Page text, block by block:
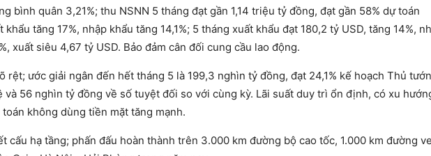
bình quân 3,21%; thu NSNN 5 tháng đạt gần 1,14 triệu tỷ đồng, đạt gần 58% dự toán
tăng 17%, nhập khẩu tăng 14,1%; 5 tháng xuất khẩu đạt 180,2 tỷ USD, tăng 14%,
xuất siêu 4,67 tỷ USD. Bảo đảm cân đối cung cầu lao động.
rệt; ước giải ngân đến hết tháng 5 là 199,3 nghìn tỷ đồng, đạt 24,1% kế hoạch Thủ
và 56 nghìn tỷ đồng về số tuyệt đối so với cùng kỳ. Lãi suất duy trì ổn định, có xu
không dùng tiền mặt tăng mạnh.
cấu hạ tầng; phấn đấu hoàn thành trên 3.000 km đường bộ cao tốc, 1.000 km đường